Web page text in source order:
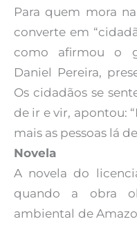
Para quem mora
converte em
como afirmou o
Daniel Pereira,
Os cidadãos se
de ir e vir, apontou:
mais as pessoas lá
Novela
A novela do
quando a obra
ambiental de